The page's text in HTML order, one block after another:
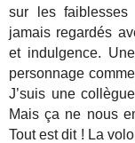
sur les
jamais regardés
et indulgence.
personnage
J’suis une
Mais ça ne nous
Tout est dit ! La